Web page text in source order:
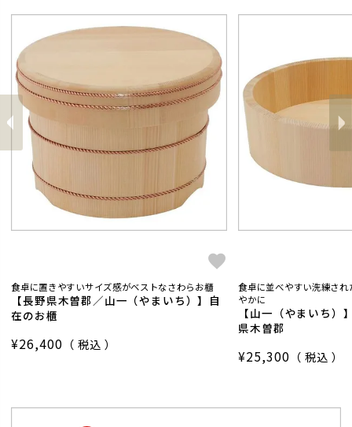
前
へ
食卓に置きやすいサイズ感がベストなさわらお櫃
【長野県木曽郡／山一（やまいち）】自
在のお櫃
¥26,400 税込
食卓に並べやすい洗練さ
やかに
【山一（やまいち
県木曽郡
¥25,300 税込
次
へ